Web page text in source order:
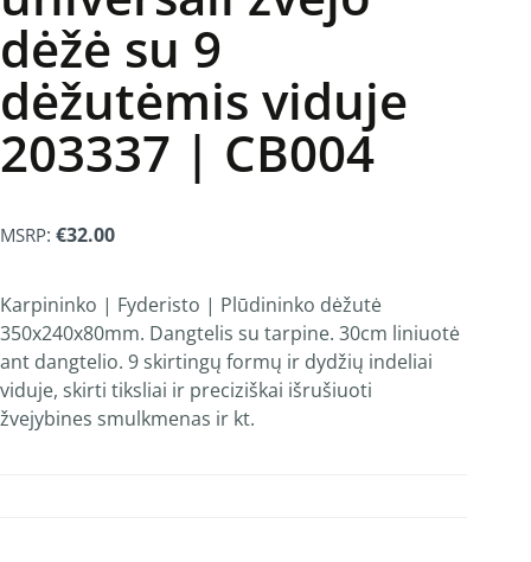
dėžė su 9
dėžutėmis viduje
203337 | CB004
MSRP: €32.00
Karpininko | Fyderisto | Plūdininko dėžutė
350x240x80mm. Dangtelis su tarpine. 30cm liniuotė
ant dangtelio. 9 skirtingų formų ir dydžių indeliai
viduje, skirti tiksliai ir preciziškai išrušiuoti
žvejybines smulkmenas ir kt.